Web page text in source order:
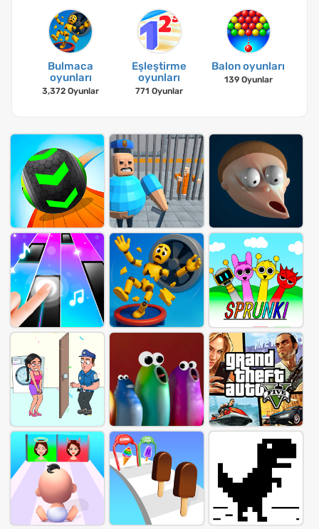
Bulmaca
oyunları
3,372 Oyunlar
Eşleştirme
oyunları
771 Oyunlar
Balon oyunları
139 Oyunlar